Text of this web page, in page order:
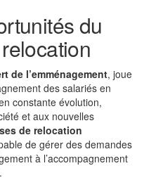
du
de l’emménagement, joue
des salariés en
constante évolution,
et aux nouvelles
de relocation
de gérer des demandes
à l’accompagnement